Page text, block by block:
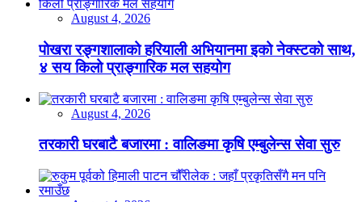
August 4, 2026
पोखरा रङ्गशालाको हरियाली अभियानमा इको नेक्स्टको साथ,
४ सय किलो प्राङ्गारिक मल सहयोग
August 4, 2026
तरकारी घरबाटै बजारमा : वालिङमा कृषि एम्बुलेन्स सेवा सुरु